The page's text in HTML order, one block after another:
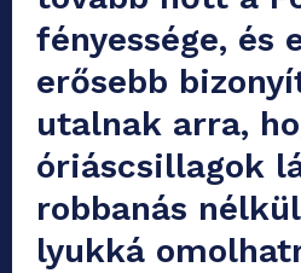
fényessége, és
erősebb
utalnak arra,
óriáscsillagok
robbanás
lyukká